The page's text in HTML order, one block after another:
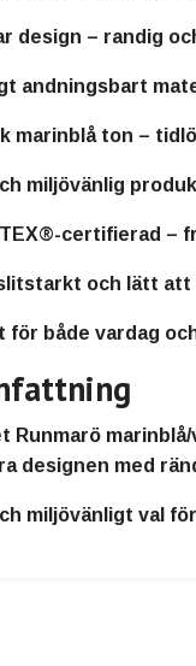
design – randig
andningsbart
marinblå ton –
miljövänlig
certifierad –
och lätt att
för både vardag
Runmarö
designen med
miljövänligt val